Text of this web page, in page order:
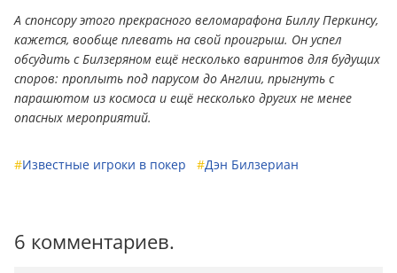
А спонсору этого прекрасного веломарафона Биллу Перкинсу,
кажется, вообще плевать на свой проигрыш. Он успел
обсудить с Билзеряном ещё несколько варинтов для будущих
споров: проплыть под парусом до Англии, прыгнуть с
парашютом из космоса и ещё несколько других не менее
опасных мероприятий.
#Известные игроки в покер #Дэн Билзериан
6 комментариев.